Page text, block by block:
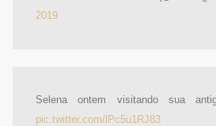
2019
Selena ontem visitando sua
pic.twitter.com/lPc5u1RJ83